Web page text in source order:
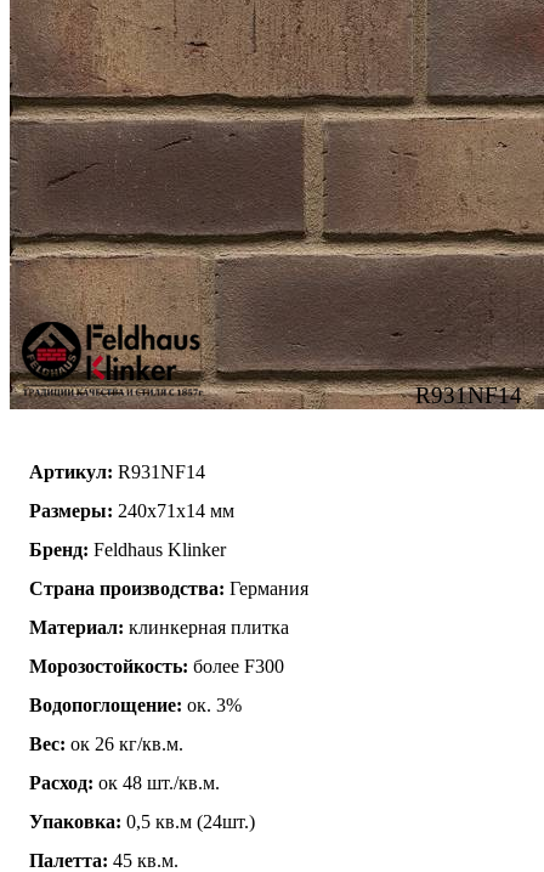
R931NF14
Артикул: R931NF14
Размеры: 240x71x14 мм
Бренд: Feldhaus Klinker
Страна производства: Германия
Материал: клинкерная плитка
Морозостойкость: более F300
Водопоглощение: ок. 3%
Вес: ок 26 кг/кв.м.
Расход: ок 48 шт./кв.м.
Упаковка: 0,5 кв.м (24шт.)
Палетта: 45 кв.м.